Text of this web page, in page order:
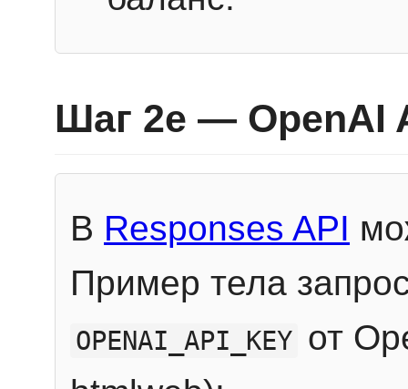
Шаг 2e — OpenAI
В Responses API
Пример тела
OPENAI_API_KEY от